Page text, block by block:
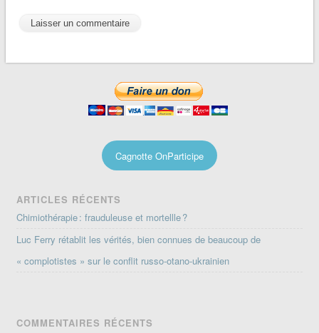
Cagnotte OnParticipe
ARTICLES RÉCENTS
Chimiothérapie : frauduleuse et mortellle ?
Luc Ferry rétablit les vérités, bien connues de beaucoup de
« complotistes » sur le conflit russo-otano-ukrainien
COMMENTAIRES RÉCENTS